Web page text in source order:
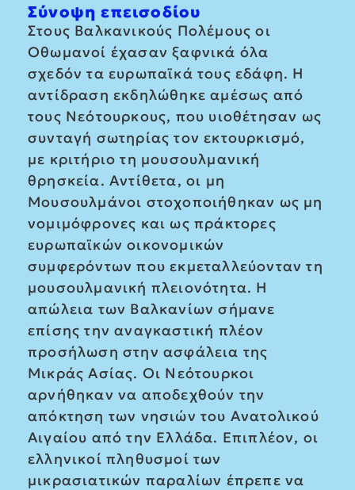
Σύνοψη επεισοδίου
Στους Βαλκανικούς Πολέμους οι
Οθωμανοί έχασαν ξαφνικά όλα
σχεδόν τα ευρωπαϊκά τους εδάφη. Η
αντίδραση εκδηλώθηκε αμέσως από
τους Νεότουρκους, που υιοθέτησαν ως
συνταγή σωτηρίας τον εκτουρκισμό,
με κριτήριο τη μουσουλμανική
θρησκεία. Αντίθετα, οι μη
Μουσουλμάνοι στοχοποιήθηκαν ως μη
νομιμόφρονες και ως πράκτορες
ευρωπαϊκών οικονομικών
συμφερόντων που εκμεταλλεύονταν τη
μουσουλμανική πλειονότητα. Η
απώλεια των Βαλκανίων σήμανε
επίσης την αναγκαστική πλέον
προσήλωση στην ασφάλεια της
Μικράς Ασίας. Οι Νεότουρκοι
αρνήθηκαν να αποδεχθούν την
απόκτηση των νησιών του Ανατολικού
Αιγαίου από την Ελλάδα. Επιπλέον, οι
ελληνικοί πληθυσμοί των
μικρασιατικών παραλίων έπρεπε να